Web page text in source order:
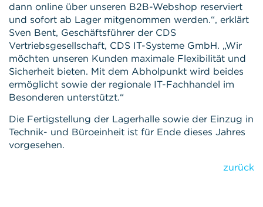
dann online über unseren B2B-Webshop reserviert
und sofort ab Lager mitgenommen werden.“, erklärt
Sven Bent, Geschäftsführer der CDS
Vertriebsgesellschaft, CDS IT-Systeme GmbH. „Wir
möchten unseren Kunden maximale Flexibilität und
Sicherheit bieten. Mit dem Abholpunkt wird beides
ermöglicht sowie der regionale IT-Fachhandel im
Besonderen unterstützt.“
Die Fertigstellung der Lagerhalle sowie der Einzug in
Technik- und Büroeinheit ist für Ende dieses Jahres
vorgesehen.
zurück